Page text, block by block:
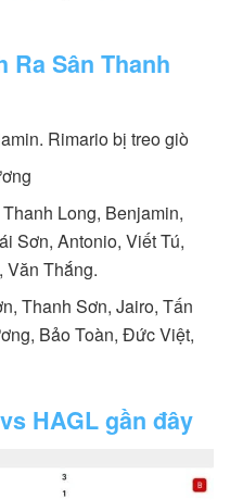
Ra Sân Thanh
Rimario bị treo giò
Long, Benjamin,
Sơn, Antonio, Viết Tú,
Văn Thắng.
Thanh Sơn, Jairo, Tấn
Bảo Toàn, Đức Việt,
HAGL gần đây